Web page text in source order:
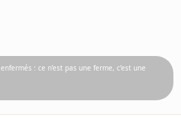
: ce n’est pas une ferme, c’est une